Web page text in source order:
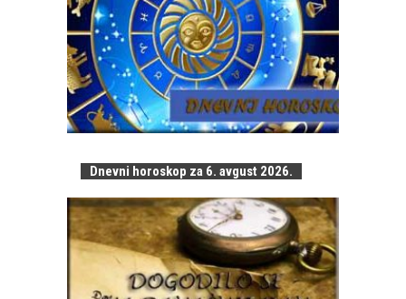
Dnevni horoskop za 6. avgust 2026.